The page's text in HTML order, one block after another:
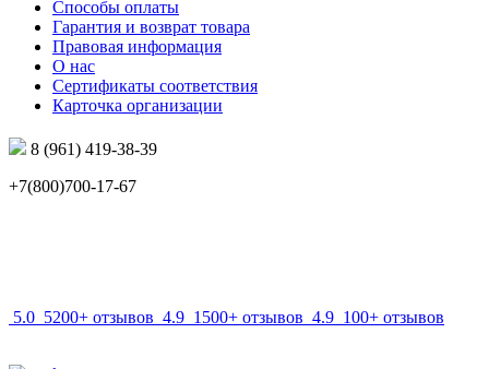
Способы оплаты
Гарантия и возврат товара
Правовая информация
О нас
Сертификаты соответствия
Карточка организации
8 (961) 419-38-39
+7(800)700-17-67
5.0 5200+ отзывов 4.9 1500+ отзывов 4.9 100+ отзывов